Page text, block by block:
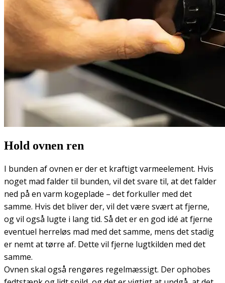
Hold ovnen ren
I bunden af ovnen er der et kraftigt varmeelement. Hvis
noget mad falder til bunden, vil det svare til, at det falder
ned på en varm kogeplade – det forkuller med det
samme. Hvis det bliver der, vil det være svært at fjerne,
og vil også lugte i lang tid. Så det er en god idé at fjerne
eventuel herreløs mad med det samme, mens det stadig
er nemt at tørre af. Dette vil fjerne lugtkilden med det
samme.
Ovnen skal også rengøres regelmæssigt. Der ophobes